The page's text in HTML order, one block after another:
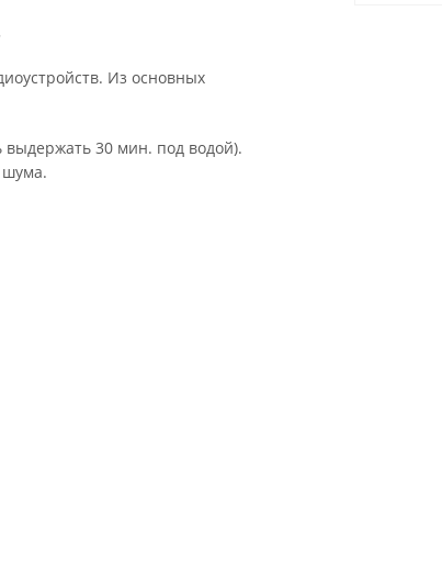
Из основных
30 мин. под водой).
шума.